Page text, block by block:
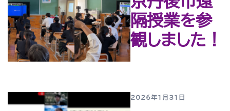
隔授業を参
観しました！
2026年1月31日